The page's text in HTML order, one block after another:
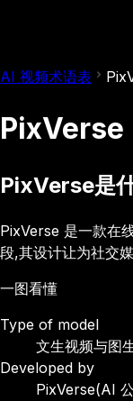
AI 视频术语表
PixVerse
PixVerse是
PixVerse 是一款在
段,其设计让为社交
一图看懂
Type of model
文生视频与图
Developed by
PixVerse(AI